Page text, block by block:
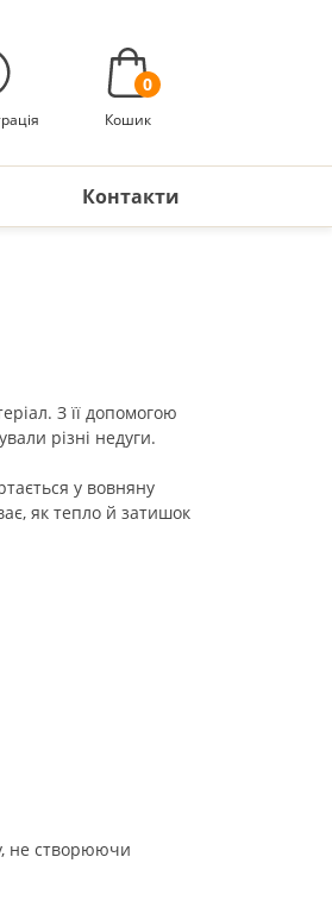
0
Кошик
Контакти
З її допомогою
різні недуги.
у вовняну
як тепло й затишок
не створюючи